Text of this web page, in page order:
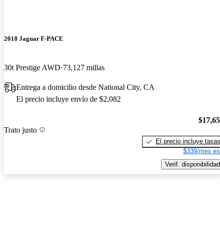
2018 Jaguar F-PACE
30t Prestige AWD 73,127 millas
Entrega a domicilio desde National City, CA
El precio incluye envío de $2,082
Trato justo
El precio incluye tasas
$339/mes
Verif. disponibilidad